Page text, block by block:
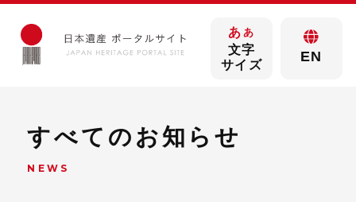
あ あ
文字
サイズ
EN
すべてのお知らせ
NEWS